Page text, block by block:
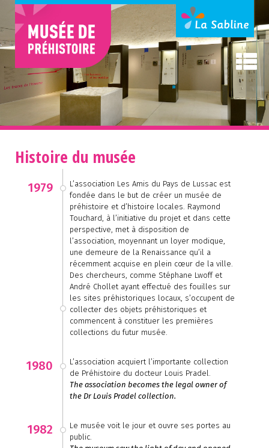
Histoire du musée
1979
L’association Les Amis du Pays de Lussac est
fondée dans le but de créer un musée de
préhistoire et d’histoire locales. Raymond
Touchard, à l’initiative du projet et dans cette
perspective, met à disposition de
l’association, moyennant un loyer modique,
une demeure de la Renaissance qu’il a
récemment acquise en plein cœur de la ville.
Des chercheurs, comme Stéphane Lwoff et
André Chollet ayant effectué des fouilles sur
les sites préhistoriques locaux, s’occupent de
collecter des objets préhistoriques et
commencent à constituer les premières
collections du futur musée.
1980
L’association acquiert l’importante collection
de Préhistoire du docteur Louis Pradel.
The association becomes the legal owner of
the Dr Louis Pradel collection.
1982
Le musée voit le jour et ouvre ses portes au
public.